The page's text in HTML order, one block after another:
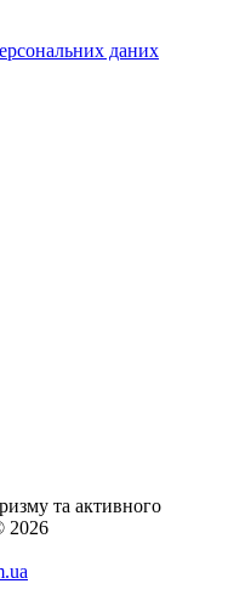
даних
та активного
2026